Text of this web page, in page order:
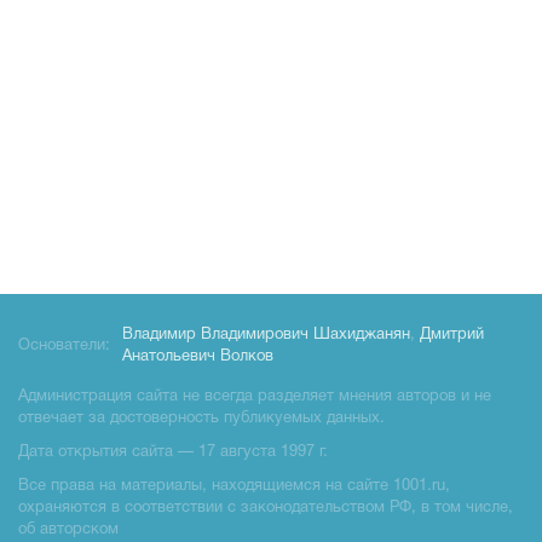
Основатели:
Владимир Владимирович Шахиджанян, Дмитрий
Анатольевич Волков
Администрация сайта не всегда разделяет мнения авторов и не
отвечает за достоверность публикуемых данных.
Дата открытия сайта — 17 августа 1997 г.
Все права на материалы, находящиемся на сайте 1001.ru,
охраняются в соответствии с законодательством РФ, в том числе,
об авторском